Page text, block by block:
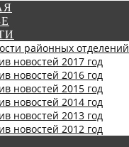
районных отделений
новостей 2017 год
новостей 2016 год
новостей 2015 год
новостей 2014 год
новостей 2013 год
новостей 2012 год